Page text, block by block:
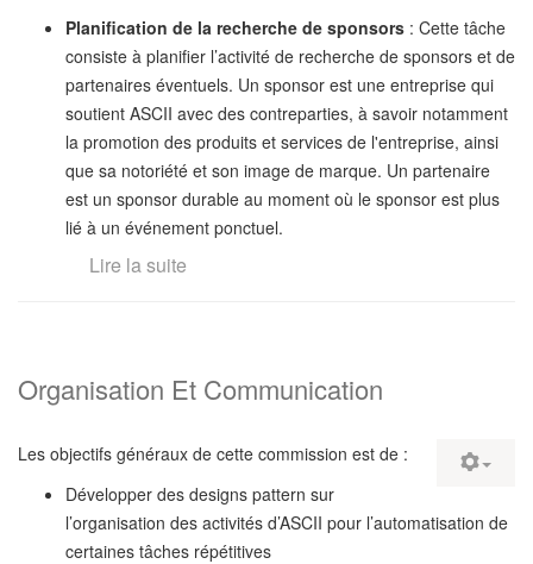
Planification de la recherche de sponsors : Cette tâche
consiste à planifier l’activité de recherche de sponsors et de
partenaires éventuels. Un sponsor est une entreprise qui
soutient ASCII avec des contreparties, à savoir notamment
la promotion des produits et services de l'entreprise, ainsi
que sa notoriété et son image de marque. Un partenaire
est un sponsor durable au moment où le sponsor est plus
lié à un événement ponctuel.
Lire la suite
Organisation Et Communication
Les objectifs généraux de cette commission est de :
Développer des designs pattern sur
l’organisation des activités d’ASCII pour l’automatisation de
certaines tâches répétitives